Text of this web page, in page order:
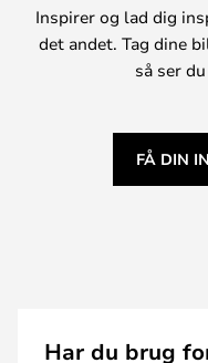
Inspirer og lad dig
det andet. Tag dine
så ser
FÅ DIN
Har du brug